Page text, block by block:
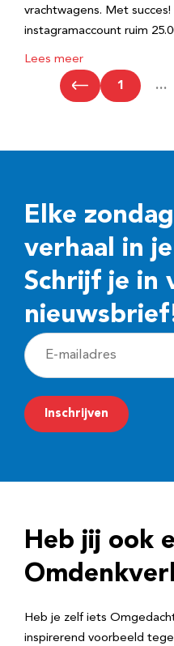
vrachtwagens. Met
instagramaccount ruim
Lees meer
1 …
Elke
verhaal in
Schrijf je in
E
-
m
a
r
e
Inschrijven
Heb jij ook
Heb je zelf iets
inspirerend voorbeeld